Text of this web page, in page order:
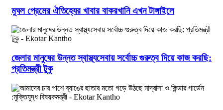
মুঘল প্রেমের ঐতিহ্যের খাবার বাকরখানি এখন টাঙ্গাইলে
জেলার মানুষের উন্নত স্বাস্থ্যসেবায় সর্বোচ্চ গুরুত্ব দিয়ে কাজ করছি:
প্রতিমন্ত্রী টুকু